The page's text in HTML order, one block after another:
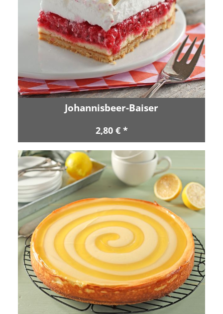
Johannisbeer-Baiser
2,80 € *